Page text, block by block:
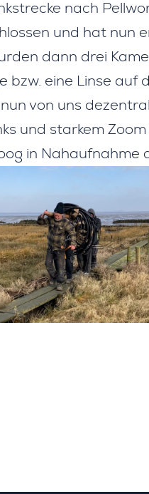
nach
und hat nun
dann drei
bzw. eine Linse auf
nun von uns
und starkem
in Nahaufnahme